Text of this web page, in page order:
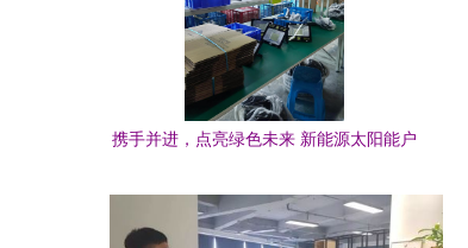
携手并进，点亮绿色未来 新能源太阳能户